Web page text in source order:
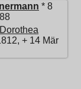
* 8
+ 14 Mär